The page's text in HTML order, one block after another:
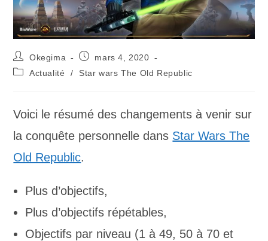
Okegima
mars 4, 2020
Actualité
/ Star wars The Old Republic
Voici le résumé des changements à venir sur
la conquête personnelle dans Star Wars The
Old Republic.
Plus d’objectifs,
Plus d’objectifs répétables,
Objectifs par niveau (1 à 49, 50 à 70 et